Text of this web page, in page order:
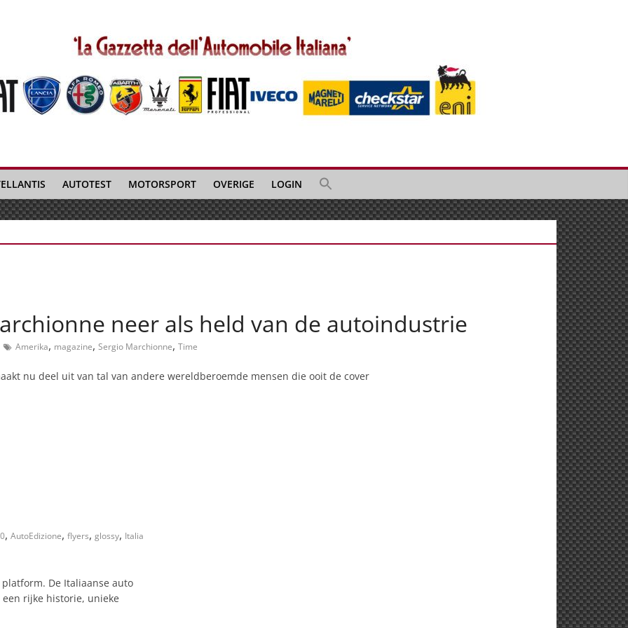
AUTOTEST MOTORSPORT OVERIGE LOGIN
neer als held van de autoindustrie
Amerika, magazine, Sergio Marchionne, Time
nu deel uit van tal van andere wereldberoemde mensen die ooit de cover
, AutoEdizione, flyers, glossy, Italia
De Italiaanse auto
rijke historie, unieke